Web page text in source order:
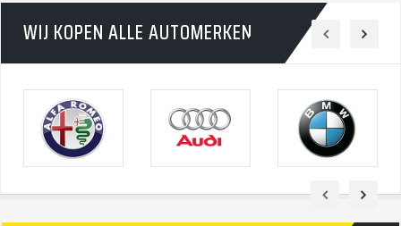
WIJ KOPEN ALLE AUTOMERKEN